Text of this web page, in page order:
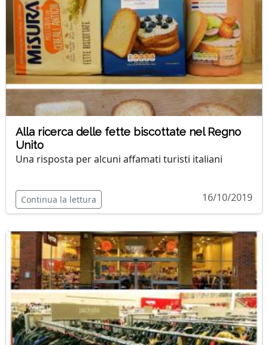
Alla ricerca delle fette biscottate nel Regno
Unito
Una risposta per alcuni affamati turisti italiani
Continua la lettura 16/10/2019